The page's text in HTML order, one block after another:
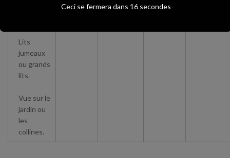
Lits
jumeaux
ou grands
lits.
Vue sur le
jardin ou
les
collines.
Ceci se fermera dans 16secondes